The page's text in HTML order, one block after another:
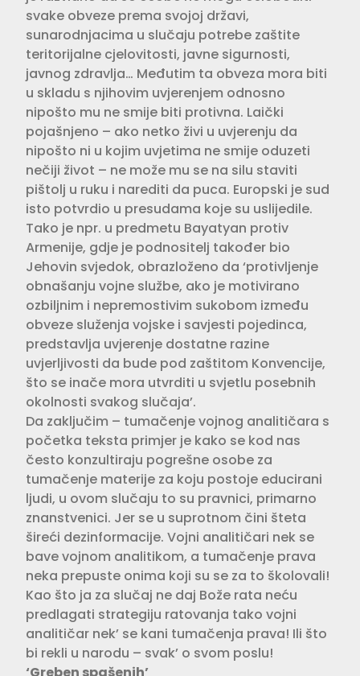
svake obveze prema svojoj državi,
sunarodnjacima u slučaju potrebe zaštite
teritorijalne cjelovitosti, javne sigurnosti,
javnog zdravlja… Međutim ta obveza mora biti
u skladu s njihovim uvjerenjem odnosno
nipošto mu ne smije biti protivna. Laički
pojašnjeno – ako netko živi u uvjerenju da
nipošto ni u kojim uvjetima ne smije oduzeti
nečiji život – ne može mu se na silu staviti
pištolj u ruku i narediti da puca. Europski je sud
isto potvrdio u presudama koje su uslijedile.
Tako je npr. u predmetu Bayatyan protiv
Armenije, gdje je podnositelj također bio
Jehovin svjedok, obrazloženo da ‘protivljenje
obnašanju vojne službe, ako je motivirano
ozbiljnim i nepremostivim sukobom između
obveze služenja vojske i savjesti pojedinca,
predstavlja uvjerenje dostatne razine
uvjerljivosti da bude pod zaštitom Konvencije,
što se inače mora utvrditi u svjetlu posebnih
okolnosti svakog slučaja’.
Da zaključim – tumačenje vojnog analitičara s
početka teksta primjer je kako se kod nas
često konzultiraju pogrešne osobe za
tumačenje materije za koju postoje educirani
ljudi, u ovom slučaju to su pravnici, primarno
znanstvenici. Jer se u suprotnom čini šteta
šireći dezinformacije. Vojni analitičari nek se
bave vojnom analitikom, a tumačenje prava
neka prepuste onima koji su se za to školovali!
Kao što ja za slučaj ne daj Bože rata neću
predlagati strategiju ratovanja tako vojni
analitičar nek’ se kani tumačenja prava! Ili što
bi rekli u narodu – svak’ o svom poslu!